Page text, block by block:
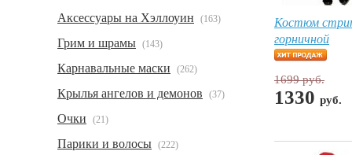
Аксессуары на Хэллоуин (163)
Грим и шрамы (143)
Карнавальные маски (262)
Крылья ангелов и демонов (37)
Очки (21)
Парики и волосы (222)
Костюм
горничной
1699 руб.
1330 руб.